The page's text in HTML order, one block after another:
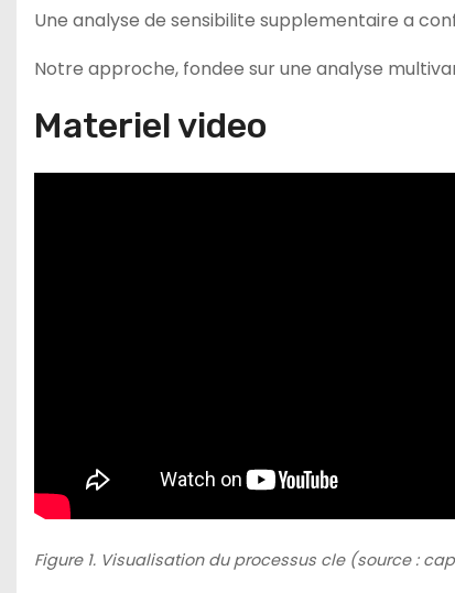
Une analyse de sensibilite supplementaire a
Notre approche, fondee sur une analyse
Materiel video
Figure 1. Visualisation du processus cle (source :